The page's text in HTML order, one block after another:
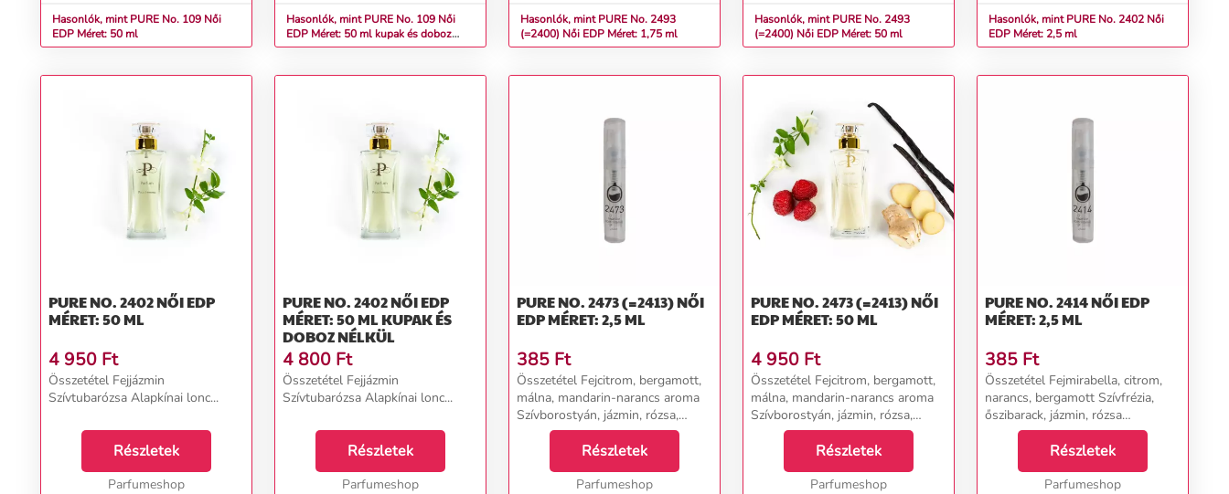
Hasonlók, mint PURE No. 109 Női
EDP Méret: 50 ml
Hasonlók, mint PURE No. 109 Női
EDP Méret: 50 ml kupak és doboz
nélkül
Hasonlók, mint PURE No. 2493
(=2400) Női EDP Méret: 1,75 ml
Hasonlók, mint PURE No. 2493
(=2400) Női EDP Méret: 50 ml
Hasonlók, mint PURE No. 2402 Női
EDP Méret: 2,5 ml
PURE NO. 2402 NŐI EDP
MÉRET: 50 ML
4 950 Ft
Összetétel Fejjázmin
Szívtubarózsa Alapkínai lonc...
Részletek
Parfumeshop
PURE NO. 2402 NŐI EDP
MÉRET: 50 ML KUPAK ÉS
DOBOZ NÉLKÜL
4 800 Ft
Összetétel Fejjázmin
Szívtubarózsa Alapkínai lonc...
Részletek
Parfumeshop
PURE NO. 2473 (=2413) NŐI
EDP MÉRET: 2,5 ML
385 Ft
Összetétel Fejcitrom, bergamott,
málna, mandarin-narancs aroma
Szívborostyán, jázmin, rózsa,
narancsvirág, gyömbér virág,
gardénia Alapkardamom,
szantálfa, vanília, karamell,
benzoin, kumarin, édesgyö...
Részletek
Parfumeshop
PURE NO. 2473 (=2413) NŐI
EDP MÉRET: 50 ML
4 950 Ft
Összetétel Fejcitrom, bergamott,
málna, mandarin-narancs aroma
Szívborostyán, jázmin, rózsa,
narancsvirág, gyömbér virág,
gardénia Alapkardamom,
szantálfa, vanília, karamell,
benzoin, kumarin, édesgyö...
Részletek
Parfumeshop
PURE NO. 2414 NŐI EDP
MÉRET: 2,5 ML
385 Ft
Összetétel Fejmirabella, citrom,
narancs, bergamott Szívfrézia,
őszibarack, jázmin, rózsa
Alaptölgymoha, pacsuli, szantálfa,
borostyánfa, fehér pézsma...
Részletek
Parfumeshop